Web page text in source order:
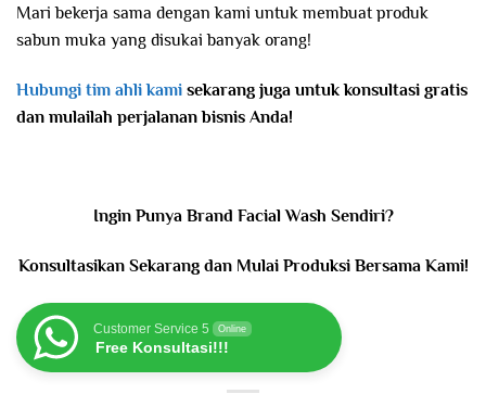
Mari bekerja sama dengan kami untuk membuat produk
sabun muka yang disukai banyak orang!
Hubungi tim ahli kami sekarang juga untuk konsultasi gratis
dan mulailah perjalanan bisnis Anda!
Ingin Punya Brand Facial Wash Sendiri?
Konsultasikan Sekarang dan Mulai Produksi Bersama Kami!
Customer Service 5 Online
Free Konsultasi!!!